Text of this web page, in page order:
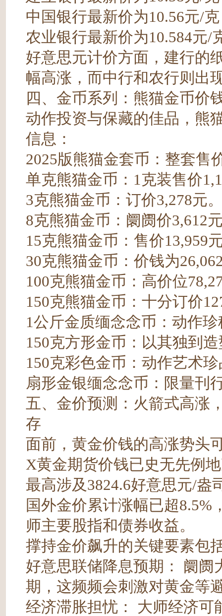
中国银行最新价为10.56元/
农业银行最新价为10.584元/
好意思元计价方面，建行的
幅高涨，而中行和农行则出
四、金币系列：熊猫金币价
动作投资与保藏的佳品，熊
信息：
2025版熊猫金套币：整套售
单克熊猫金币：1克装售价
3克熊猫金币：订价3,278元
8克熊猫金币：阛阓价3,612
15克熊猫金币：售价13,959
30克熊猫金币：价钱为
100克熊猫金币：高价位
150克熊猫金币：十分订价
1公斤金质缅念念币：动作
150克方形金币：以其独到
150克彩色金币：动作艺术
扇形金银缅念念币：限量刊
五、金价预测：火箭式高涨
存
面前，黄金价钱的高涨势头
X黄金期货价钱已史无先例
最高涉及3824.6好意思元/盎
国外金价累计涨幅已超8.5%
师主要股指和债券收益。
撑持金价飙升的关键要素包
好意思联储降息预期： 阛
期，这频频会刺激对黄金等
经济滞胀担忧： 大师经济可